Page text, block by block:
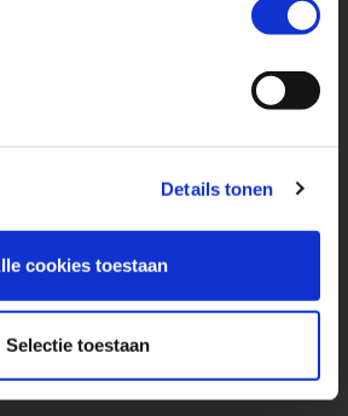
Details tonen
cookies toestaan
Selectie toestaan
deze Honda